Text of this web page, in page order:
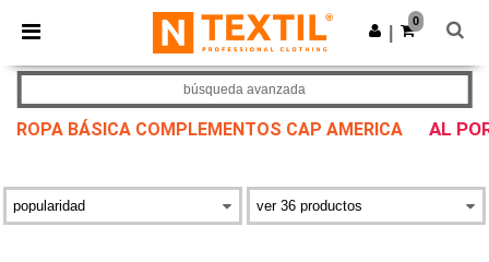
× App de Ntextil
¡Mejores precios en app!
Descargar app
0
ROPA BÁSICA COMPLEMENTOS CAP AMERICA AL
búsqueda avanzada